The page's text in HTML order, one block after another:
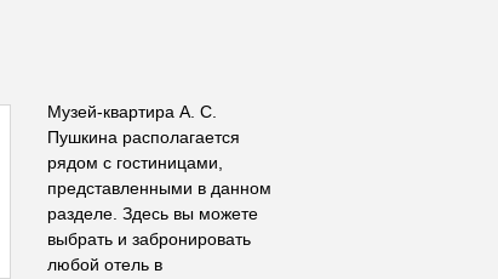
Музей-квартира А. С.
Пушкина располагается
рядом с гостиницами,
представленными в данном
разделе. Здесь вы можете
выбрать и забронировать
любой отель в